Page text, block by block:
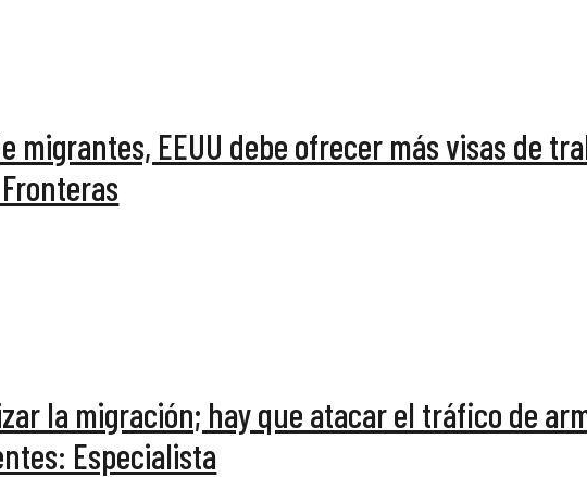
migrantes, EEUU debe ofrecer más visas de
la migración; hay que atacar el tráfico de
Especialista